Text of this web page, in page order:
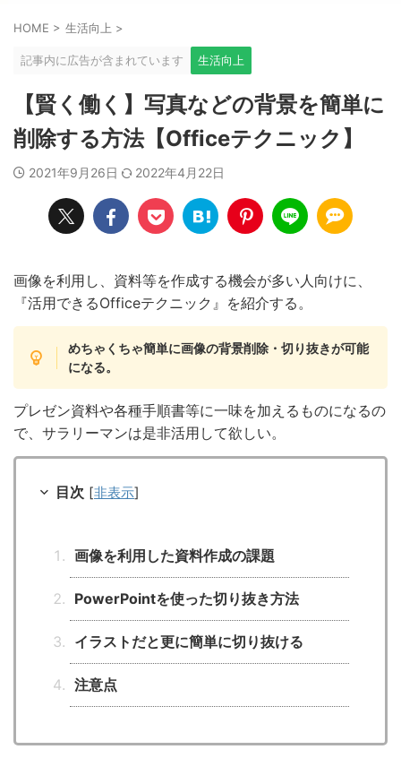
HOME > 生活向上 >
記事内に広告が含まれています 生活向上
【賢く働く】写真などの背景を簡単に
削除する方法【Officeテクニック】
2021年9月26日 2022年4月22日
画像を利用し、資料等を作成する機会が多い人向けに、
『活用できるOfficeテクニック』を紹介する。
めちゃくちゃ簡単に画像の背景削除・切り抜きが可能
になる。
プレゼン資料や各種手順書等に一味を加えるものになるの
で、サラリーマンは是非活用して欲しい。
目次 [非表示]
画像を利用した資料作成の課題
PowerPointを使った切り抜き方法
イラストだと更に簡単に切り抜ける
注意点